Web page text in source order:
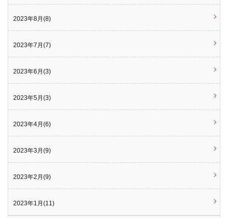
2023年8月(8)
2023年7月(7)
2023年6月(3)
2023年5月(3)
2023年4月(6)
2023年3月(9)
2023年2月(9)
2023年1月(11)